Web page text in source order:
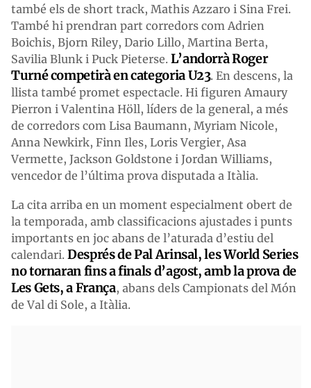
també els de short track, Mathis Azzaro i Sina Frei.
També hi prendran part corredors com Adrien
Boichis, Bjorn Riley, Dario Lillo, Martina Berta,
Savilia Blunk i Puck Pieterse. L’andorrà Roger
Turné competirà en categoria U23. En descens, la
llista també promet espectacle. Hi figuren Amaury
Pierron i Valentina Höll, líders de la general, a més
de corredors com Lisa Baumann, Myriam Nicole,
Anna Newkirk, Finn Iles, Loris Vergier, Asa
Vermette, Jackson Goldstone i Jordan Williams,
vencedor de l’última prova disputada a Itàlia.
La cita arriba en un moment especialment obert de
la temporada, amb classificacions ajustades i punts
importants en joc abans de l’aturada d’estiu del
calendari. Després de Pal Arinsal, les World Series
no tornaran fins a finals d’agost, amb la prova de
Les Gets, a França, abans dels Campionats del Món
de Val di Sole, a Itàlia.